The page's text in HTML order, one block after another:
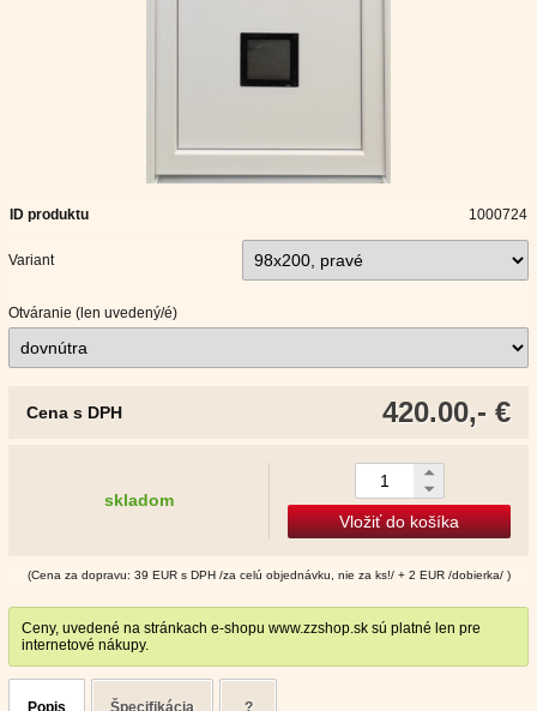
ID produktu 1000724
Variant
Otváranie (len uvedený/é)
420.00,- €
Cena s DPH
skladom
Vložiť do košíka
(Cena za dopravu: 39 EUR s DPH /za celú objednávku, nie za ks!/ + 2 EUR /dobierka/ )
Ceny, uvedené na stránkach e-shopu www.zzshop.sk sú platné len pre
internetové nákupy.
Popis Špecifikácia ?